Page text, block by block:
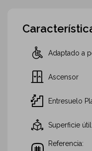
Adaptado a
Ascensor
Entresuelo
Superficie
Referencia: